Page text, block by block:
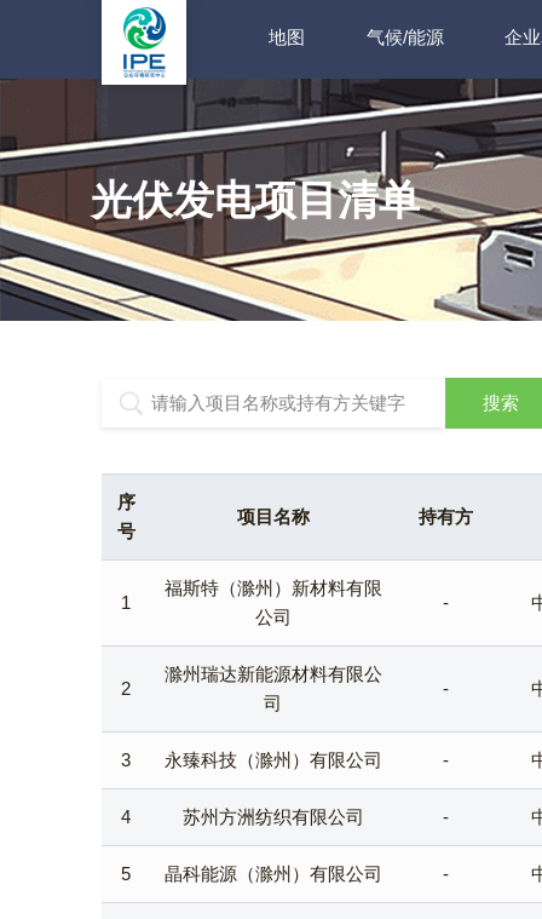
地图 气候/能源 企
光伏发电项目清单
序
号
项目名称 持有方
1
福斯特（滁州）新材料有限
公司
-
2
滁州瑞达新能源材料有限公
司
-
3 永臻科技（滁州）有限公司 -
4 苏州方洲纺织有限公司 -
5 晶科能源（滁州）有限公司 -